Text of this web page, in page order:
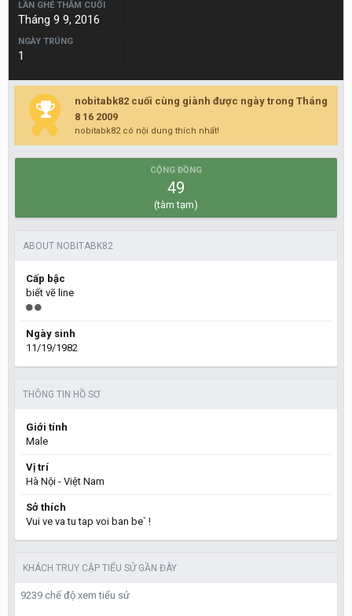
LẦN GHÉ THĂM CUỐI
Tháng 9 9, 2016
NGÀY TRÚNG
1
nobitabk82 cuối cùng giành được ngày trong Tháng
8 16 2009
nobitabk82 có nội dung thích nhất!
CỘNG ĐỒNG
49
(tàm tạm)
ABOUT NOBITABK82
Cấp bậc
biết vẽ line
Ngày sinh
11/19/1982
THÔNG TIN HỒ SƠ
Giới tính
Male
Vị trí
Hà Nội - Việt Nam
Sở thích
Vui ve va tu tap voi ban be` !
KHÁCH TRUY CẬP TIỂU SỬ GẦN ĐÂY
9239 chế độ xem tiểu sử